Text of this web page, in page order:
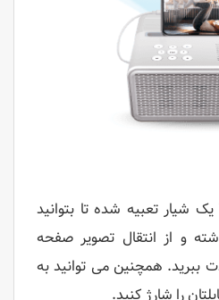
روی بدنه ایزی کست V3 یک شیار تعبیه شده تا بتوانید
و از انتقال تصویر صفحه
ببرید. همچنین می توانید به
را شارژ کنید.